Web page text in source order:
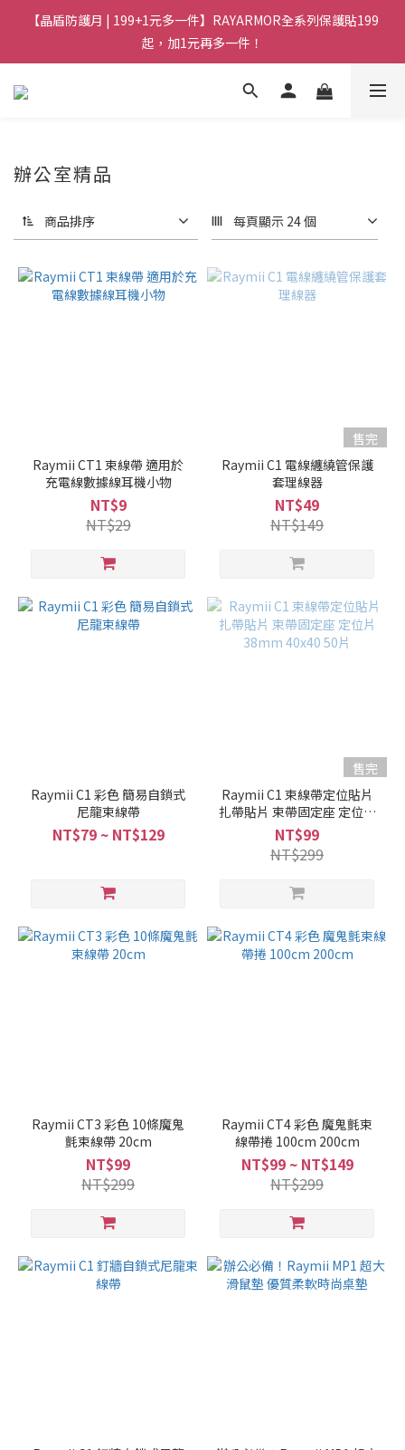
【晶盾防護月 | 199+1元多一件】RAYARMOR全系列保護貼199
起，加1元再多一件！
辦公室精品
商品排序 每頁顯示 24 個
Raymii CT1 束線帶 適用於
充電線數據線耳機小物
NT$9
NT$29
售完
Raymii C1 電線纏繞管保護
套理線器
NT$49
NT$149
Raymii C1 彩色 簡易自鎖式
尼龍束線帶
NT$79 ~ NT$129
售完
Raymii C1 束線帶定位貼片
扎帶貼片 束帶固定座 定位片
38mm 40x40 50片
NT$99
NT$299
Raymii CT3 彩色 10條魔鬼
氈束線帶 20cm
NT$99
NT$299
Raymii CT4 彩色 魔鬼氈束
線帶捲 100cm 200cm
NT$99 ~ NT$149
NT$299